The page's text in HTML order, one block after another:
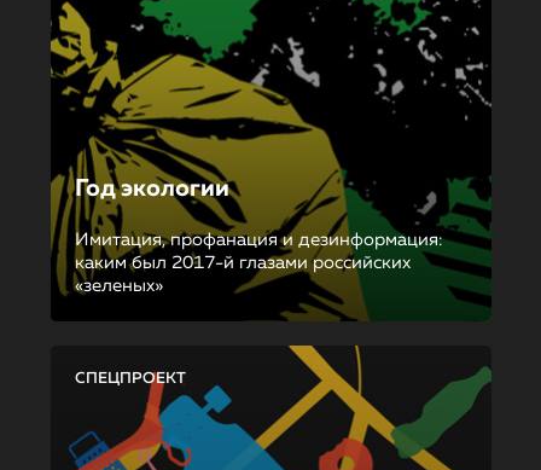
Год экологии
Имитация, профанация и дезинформация:
каким был 2017-й глазами российских
«зеленых»
СПЕЦПРОЕКТ